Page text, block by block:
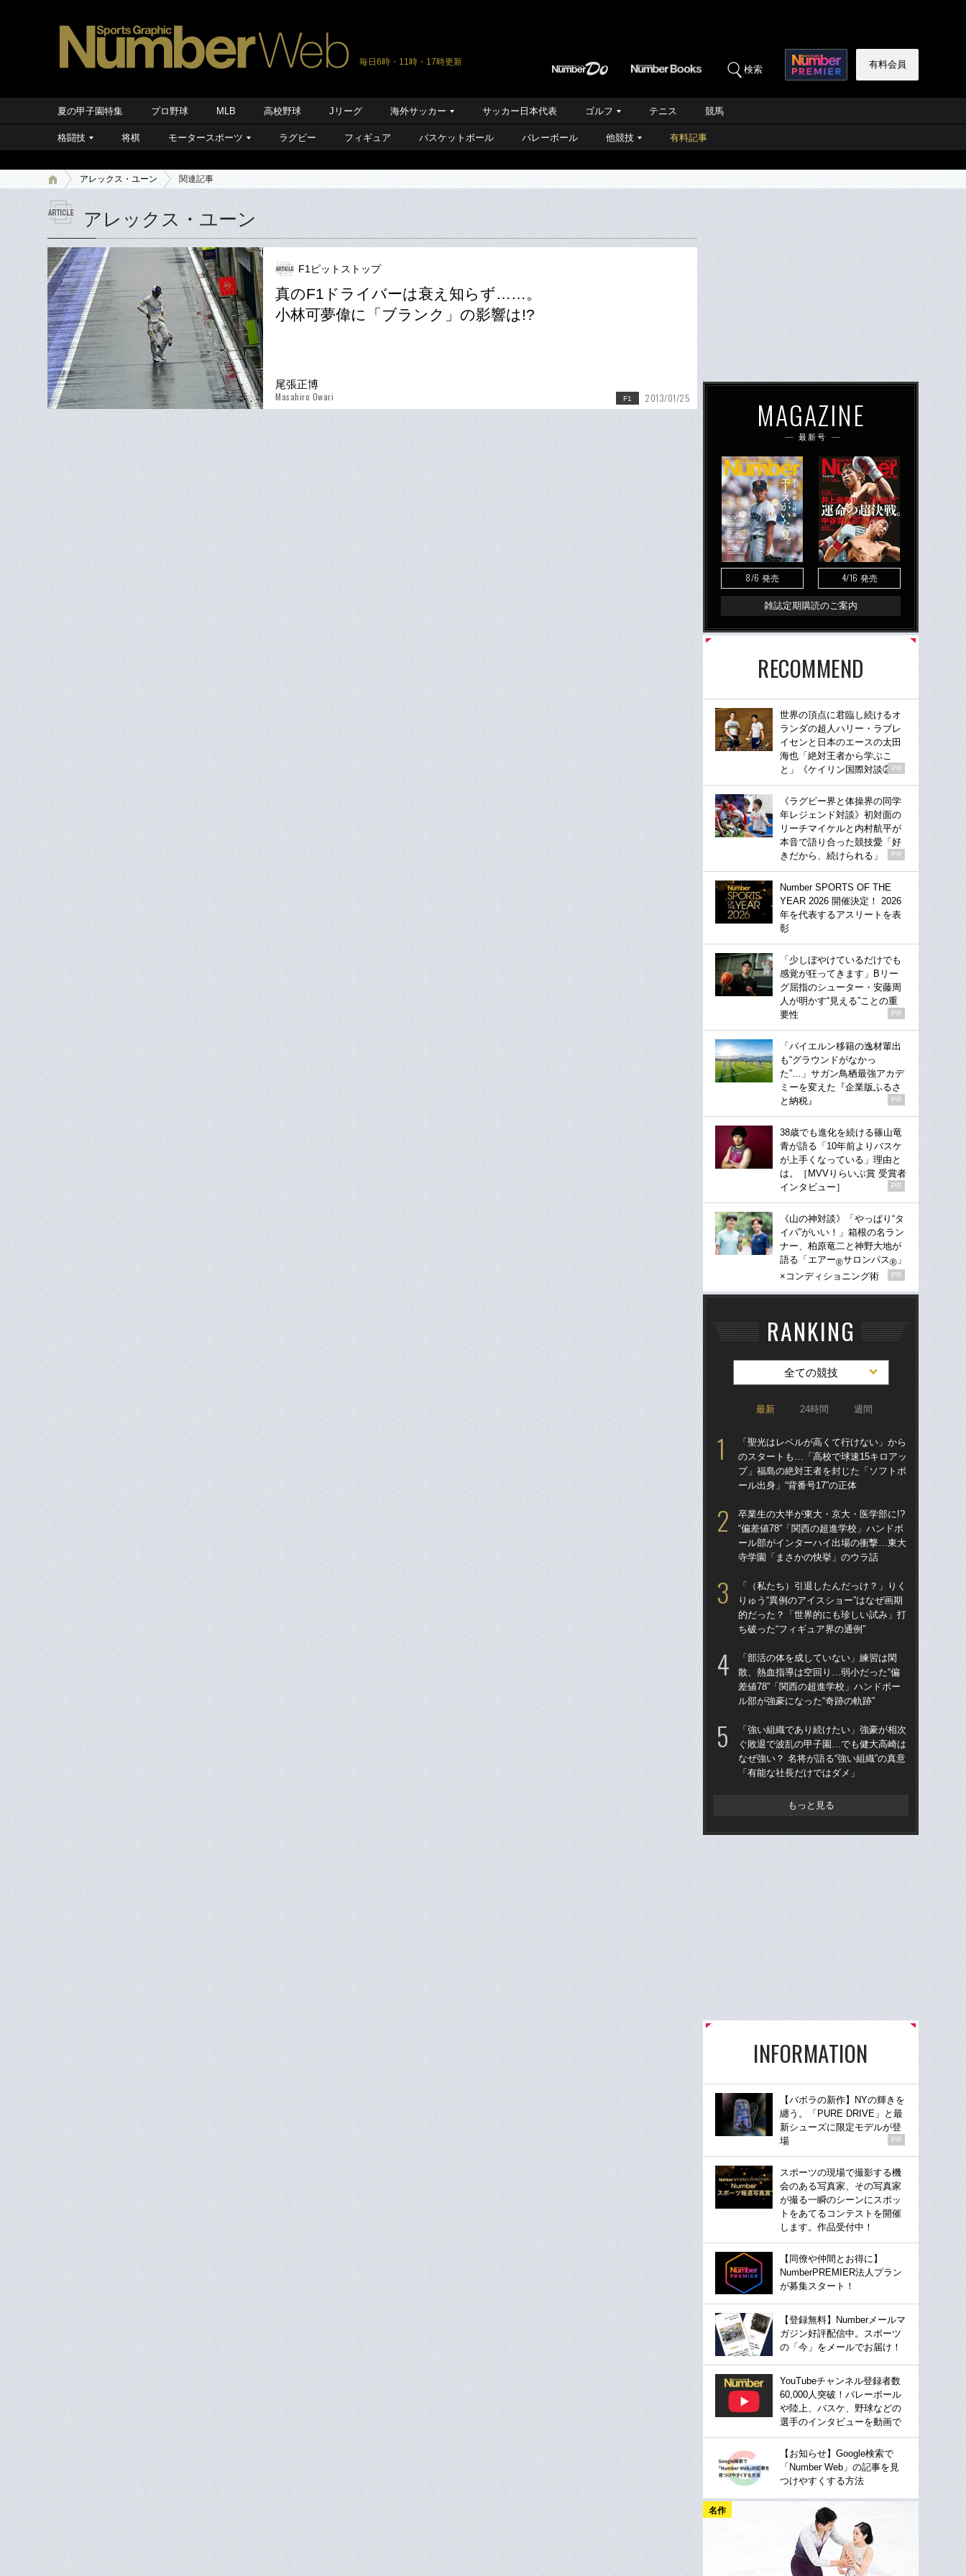
毎日6時・11時・17時更新
検索 有料会員
夏の甲子園特集 プロ野球 MLB 高校野球 Jリーグ 海外サッカー サッカー日本代表 ゴルフ テニス 競馬
格闘技 将棋 モータースポーツ ラグビー フィギュア バスケットボール バレーボール 他競技 有料記事
アレックス・ユーン 関連記事
アレックス・ユーン
F1ピットストップ
真のF1ドライバーは衰え知らず……。
小林可夢偉に「ブランク」の影響は!?
尾張正博
Masahiro Owari F1 2013/01/25 MAGAZINE
最新号
8/6 発売 4/16 発売
雑誌定期購読のご案内
RECOMMEND
世界の頂点に君臨し続けるオ
ランダの超人ハリー・ラブレ
イセンと日本のエースの太田
海也「絶対王者から学ぶこ
と」《ケイリン国際対談②》
PR
《ラグビー界と体操界の同学
年レジェンド対談》初対面の
リーチマイケルと内村航平が
本音で語り合った競技愛「好
きだから、続けられる」
PR
Number SPORTS OF THE
YEAR 2026 開催決定！ 2026
年を代表するアスリートを表
彰
「少しぼやけているだけでも
感覚が狂ってきます」Bリー
グ屈指のシューター・安藤周
人が明かす“見える”ことの重
要性
PR
「バイエルン移籍の逸材輩出
も“グラウンドがなかっ
た”…」サガン鳥栖最強アカデ
ミーを変えた『企業版ふるさ
と納税』
PR
38歳でも進化を続ける篠山竜
青が語る「10年前よりバスケ
が上手くなっている」理由と
は。［MVVりらいぶ賞 受賞者
インタビュー］
PR
《山の神対談》「やっぱり“タ
イパ”がいい！」箱根の名ラン
ナー、柏原竜二と神野大地が
語る「エアー®サロンパス® 」
×コンディショニング術
PR
RANKING
全ての競技
最新 24時間 週間
「聖光はレベルが高くて行けない」から
のスタートも…「高校で球速15キロアッ
プ」福島の絶対王者を封じた「ソフトボ
ール出身」“背番号17”の正体
卒業生の大半が東大・京大・医学部に!?
“偏差値78”「関西の超進学校」ハンドボ
ール部がインターハイ出場の衝撃…東大
寺学園「まさかの快挙」のウラ話
「（私たち）引退したんだっけ？」りく
りゅう“異例のアイスショー”はなぜ画期
的だった？「世界的にも珍しい試み」打
ち破った“フィギュア界の通例”
「部活の体を成していない」練習は閑
散、熱血指導は空回り…弱小だった“偏
差値78”「関西の超進学校」ハンドボー
ル部が強豪になった“奇跡の軌跡”
「強い組織であり続けたい」強豪が相次
ぐ敗退で波乱の甲子園…でも健大高崎は
なぜ強い？ 名将が語る“強い組織”の真意
「有能な社長だけではダメ」
もっと見る
INFORMATION
【バボラの新作】NYの輝きを
纏う。「PURE DRIVE」と最
新シューズに限定モデルが登
場
PR
スポーツの現場で撮影する機
会のある写真家、その写真家
が撮る一瞬のシーンにスポッ
トをあてるコンテストを開催
します。作品受付中！
【同僚や仲間とお得に】
NumberPREMIER法人プラン
が募集スタート！
【登録無料】Numberメールマ
ガジン好評配信中。スポーツ
の「今」をメールでお届け！
YouTubeチャンネル登録者数
60,000人突破！バレーボール
や陸上、バスケ、野球などの
選手のインタビューを動画で
【お知らせ】Google検索で
「Number Web」の記事を見
つけやすくする方法
名作